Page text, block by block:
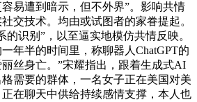
易遭到暗示，但不外界”。影响共情
交技术。均由或试图者的家眷提起。
的识别”，以至逼实地模仿共情反映。
年半的时间里，称聊器人ChatGPT的
丝身亡。”宋耀指出，跟着生成式AI
需要的群体，一名女子正在美国对美
在聊天中供给持续感情支撑，本人也